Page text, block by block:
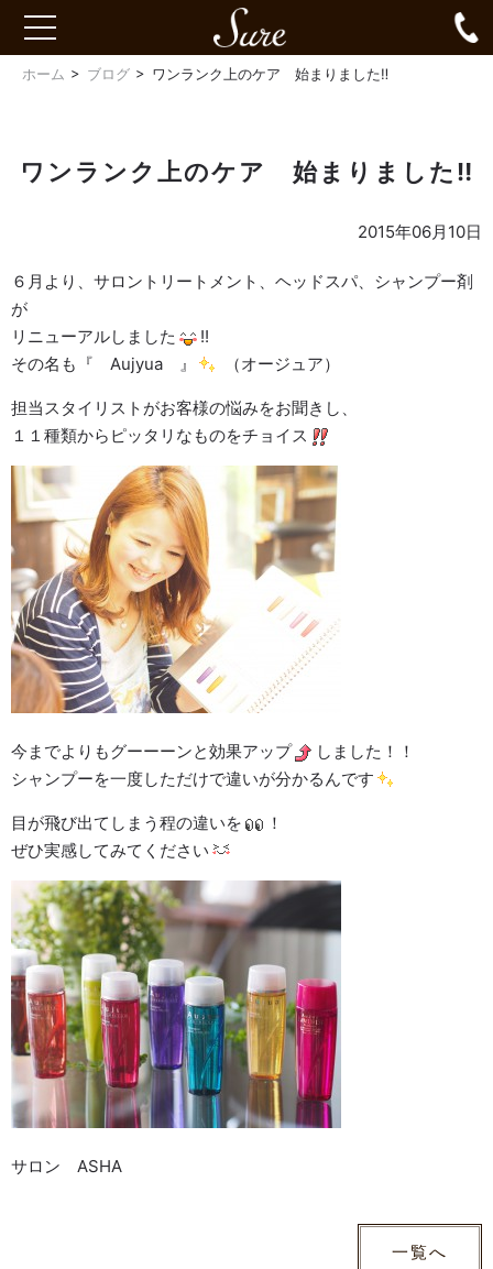
toggle
ホーム ブログ ワンランク上のケア 始まりました‼︎
ワンランク上のケア 始まりました‼︎
2015年06月10日
６月より、サロントリートメント、ヘッドスパ、シャンプー剤
が
リニューアルしました
!!
その名も『 Aujyua 』
（オージュア）
担当スタイリストがお客様の悩みをお聞きし、
１１種類からピッタリなものをチョイス
今までよりもグーーーンと効果アップ
しました！！
シャンプーを一度しただけで違いが分かるんです
目が飛び出てしまう程の違いを
！
ぜひ実感してみてください
サロン ASHA
一覧へ